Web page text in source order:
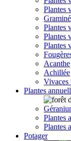
Plantes
Plantes
Plantes
Plantes
Acanthe
Achillée
Vivaces
Plantes
Plantes
Plantes
Potager